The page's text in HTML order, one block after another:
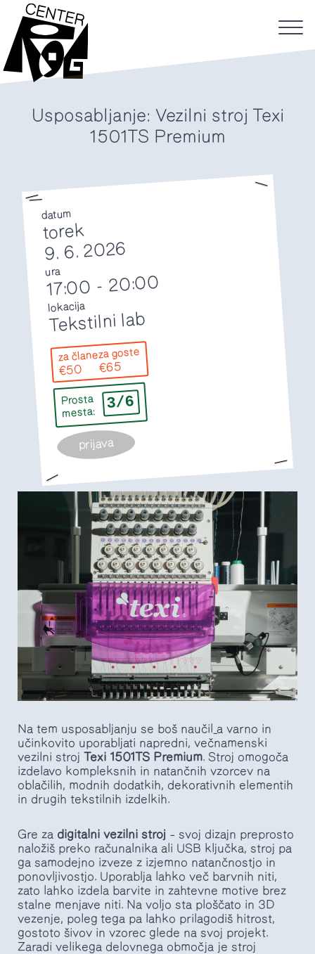
Usposabljanje: Vezilni stroj Texi
1501TS Premium
datum
torek
9. 6. 2026
ura
17:00 - 20:00
lokacija
Tekstilni lab
za člane
€50
za goste
€65
Prosta
mesta: 3/6
prijava
Na tem usposabljanju se boš naučil_a varno in
učinkovito uporabljati napredni, večnamenski
vezilni stroj Texi 1501TS Premium. Stroj omogoča
izdelavo kompleksnih in natančnih vzorcev na
oblačilih, modnih dodatkih, dekorativnih elementih
in drugih tekstilnih izdelkih.
Gre za digitalni vezilni stroj – svoj dizajn preprosto
naložiš preko računalnika ali USB ključka, stroj pa
ga samodejno izveze z izjemno natančnostjo in
ponovljivostjo. Uporablja lahko več barvnih niti,
zato lahko izdela barvite in zahtevne motive brez
stalne menjave niti. Na voljo sta ploščato in 3D
vezenje, poleg tega pa lahko prilagodiš hitrost,
gostoto šivov in vzorec glede na svoj projekt.
Zaradi velikega delovnega območja je stroj